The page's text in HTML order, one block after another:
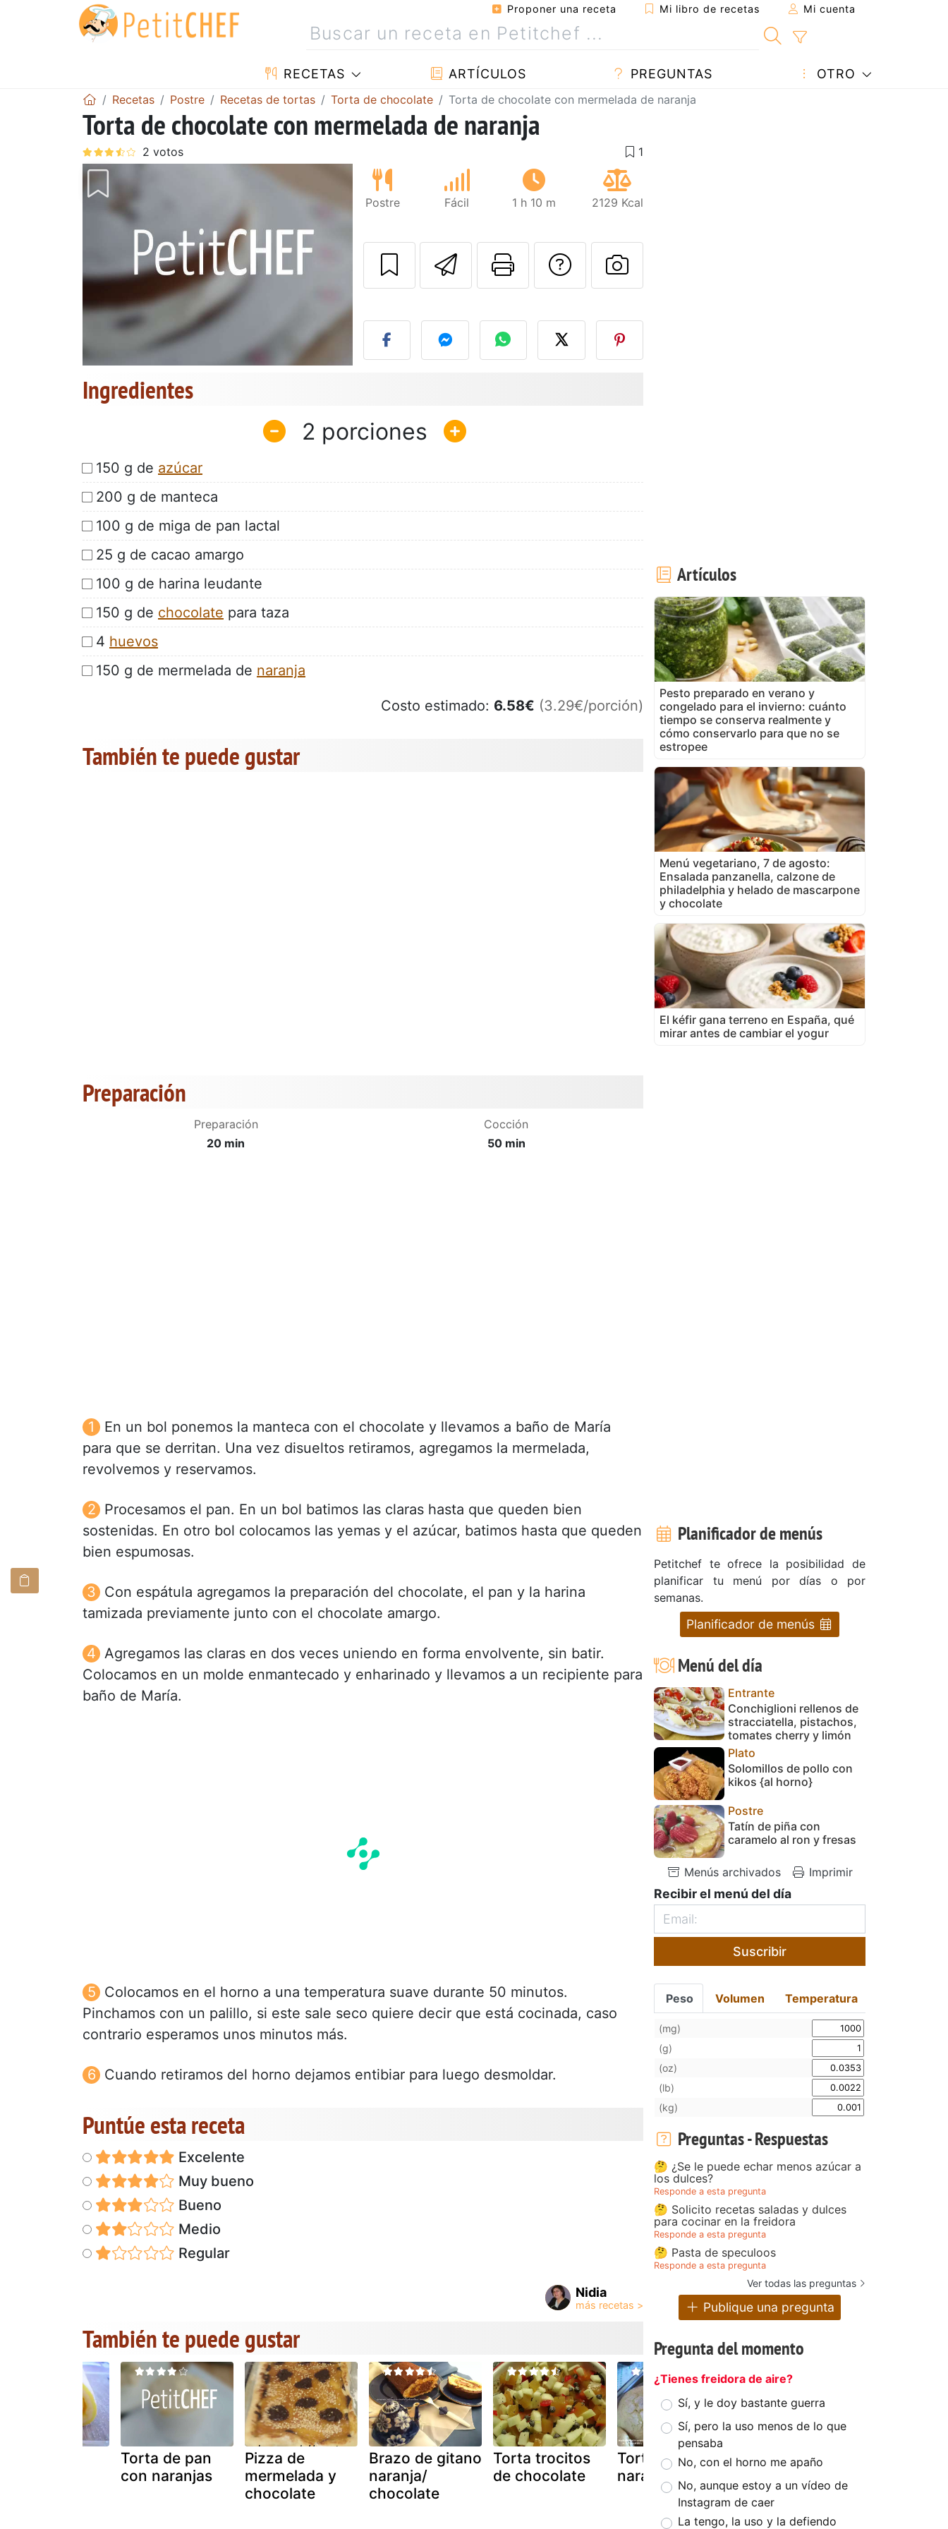
Proponer una receta Mi libro de recetas Mi cuenta
RECETAS ARTÍCULOS PREGUNTAS OTRO
Recetas Postre Recetas de tortas Torta de chocolate Torta de chocolate con mermelada de naranja
Torta de chocolate con mermelada de naranja
Postre Fácil 1 h 10 m 2129 Kcal
Enviar esta receta a un amigo
Imprimir esta página
Preguntar al autor
Publicar la foto de esta receta
Ingredientes
2
150 g de azúcar
200 g de manteca
100 g de miga de pan lactal
25 g de cacao amargo
100 g de harina leudante
150 g de chocolate para taza
4 huevos
150 g de mermelada de naranja
Costo estimado: 6.58€ (3.29€/porción)
También te puede gustar
Preparación
Preparación
20 min
Cocción
50 min
En un bol ponemos la manteca con el chocolate y llevamos a baño de María
para que se derritan. Una vez disueltos retiramos, agregamos la mermelada,
revolvemos y reservamos.
Procesamos el pan. En un bol batimos las claras hasta que queden bien
sostenidas. En otro bol colocamos las yemas y el azúcar, batimos hasta que queden
bien espumosas.
Con espátula agregamos la preparación del chocolate, el pan y la harina
tamizada previamente junto con el chocolate amargo.
Agregamos las claras en dos veces uniendo en forma envolvente, sin batir.
Colocamos en un molde enmantecado y enharinado y llevamos a un recipiente para
baño de María.
Colocamos en el horno a una temperatura suave durante 50 minutos.
Pinchamos con un palillo, si este sale seco quiere decir que está cocinada, caso
contrario esperamos unos minutos más.
Cuando retiramos del horno dejamos entibiar para luego desmoldar.
Puntúe esta receta
Excelente
Muy bueno
Bueno
Medio
Regular
Nidia
También te puede gustar
Torta de pan
con naranjas
Pizza de
mermelada y
chocolate
Brazo de gitano
naranja/
chocolate
Torta trocitos
de chocolate
Tortas de
naranja
Tarta de queso
con mermelada
de naranja y
chocolate (las
Artículos
Pesto preparado en verano y
congelado para el invierno: cuánto
tiempo se conserva realmente y
cómo conservarlo para que no se
estropee
Menú vegetariano, 7 de agosto:
Ensalada panzanella, calzone de
philadelphia y helado de mascarpone
y chocolate
El kéfir gana terreno en España, qué
mirar antes de cambiar el yogur
Planificador de menús
Petitchef te ofrece la posibilidad de
planificar tu menú por días o por
semanas.
Planificador de menús
Menú del día
Entrante
Conchiglioni rellenos de
stracciatella, pistachos,
tomates cherry y limón
Plato
Solomillos de pollo con
kikos {al horno}
Postre
Tatín de piña con
caramelo al ron y fresas
Menús archivados Imprimir
Recibir el menú del día
Suscribir
Peso Volumen Temperatura
(mg)
(g)
(oz)
(lb)
(kg)
Preguntas - Respuestas
🤔 ¿Se le puede echar menos azúcar a
los dulces?
Responde a esta pregunta
🤔 Solicito recetas saladas y dulces
para cocinar en la freidora
Responde a esta pregunta
🤔 Pasta de speculoos
Responde a esta pregunta
Ver todas las preguntas
Publique una pregunta
Pregunta del momento
¿Tienes freidora de aire?
Sí, y le doy bastante guerra
Sí, pero la uso menos de lo que
pensaba
No, con el horno me apaño
No, aunque estoy a un vídeo de
Instagram de caer
La tengo, la uso y la defiendo